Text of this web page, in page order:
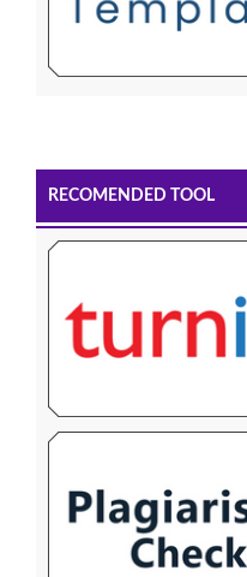
RECOMENDED TOOL